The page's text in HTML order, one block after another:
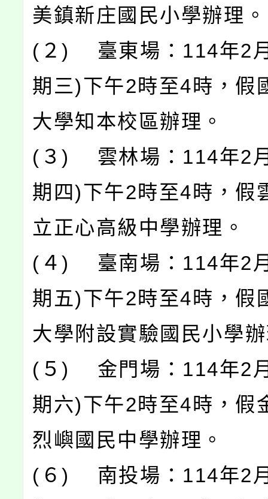
美鎮新庄國民小學辦理。
(２) 臺東場：114年2
期三)下午2時至4時，假
大學知本校區辦理。
(３) 雲林場：114年2
期四)下午2時至4時，假
立正心高級中學辦理。
(４) 臺南場：114年2
期五)下午2時至4時，假
大學附設實驗國民小學
(５) 金門場：114年2
期六)下午2時至4時，假
烈嶼國民中學辦理。
(６) 南投場：114年2